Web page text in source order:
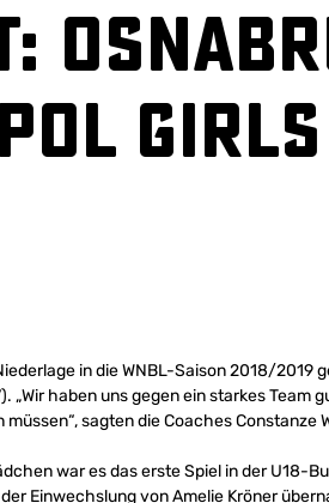
Girls
in die WNBL-Saison 2018/2019
„Wir haben uns gegen ein starkes Team
sagten die Coaches Constanze
war es das erste Spiel in der U18-
Einwechslung von Amelie Kröner